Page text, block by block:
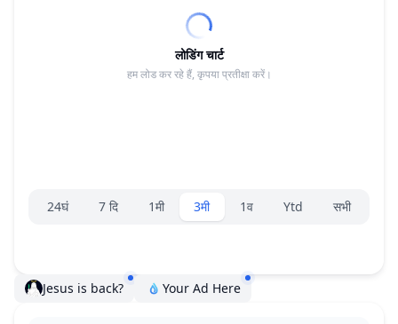
लोडिंग चार्ट
हम लोड कर रहे हैं, कृपया प्रतीक्षा करें।
रेंज चयनकर्ता।
24घं 7 दि 1मी 3मी 1व Ytd सभी
Jesus is back? Your Ad Here